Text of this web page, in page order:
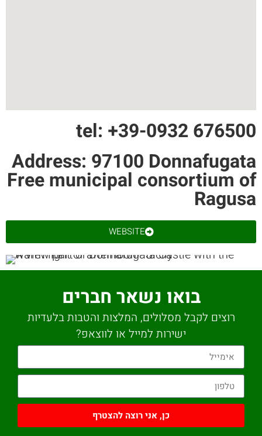
tel: +39-0932 676500
Address: 97100 Donnafugata
Free municipal consortium of
Ragusa
WEBSITE
בואו נשאר חברים
רוצים לקבל מסלולים, המלצות והטבות בלעדיות
ישירות למייל או לווצאפ?
כן, אני רוצה להצטרף